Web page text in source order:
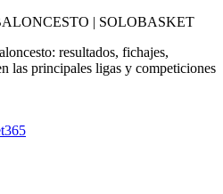
| SOLOBASKET
resultados, fichajes,
las principales ligas y competiciones